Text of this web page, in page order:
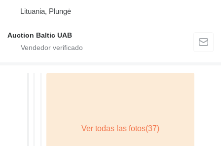
Lituania, Plungė
Auction Baltic UAB